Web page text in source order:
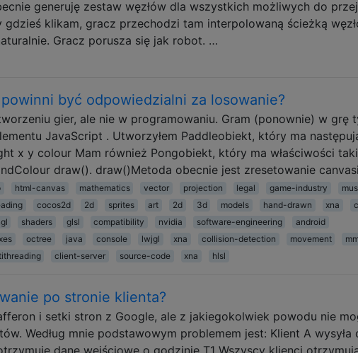
generuję zestaw węzłów dla wszystkich możliwych do
gdzieś klikam, gracz przechodzi tam interpolowaną ścieżką
Gracz porusza się jak robot. …
być odpowiedzialni za losowanie?
gier, ale nie w programowaniu. Gram (ponownie) w grę
JavaScript . Utworzyłem Paddleobiekt, który ma
x y colour Mam również Pongobiekt, który ma właściwości
draw(). draw()Metoda obecnie jest zresetowanie
html-canvas mathematics vector projection legal game-industry
cocos2d 2d sprites art 2d 3d models hand-drawn xna
shaders glsl compatibility nvidia software-engineering
android
octree java console lwjgl xna collision-detection movement
client-server source-code xna hlsl
po stronie klienta?
i setki stron z Google, ale z jakiegokolwiek powodu nie
Według mnie podstawowym problemem jest: Klient A wysyła
dane wejściowe o godzinie T1 Wszyscy klienci